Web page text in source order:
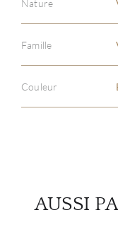
Nature
Famille
Couleur
AUSSI